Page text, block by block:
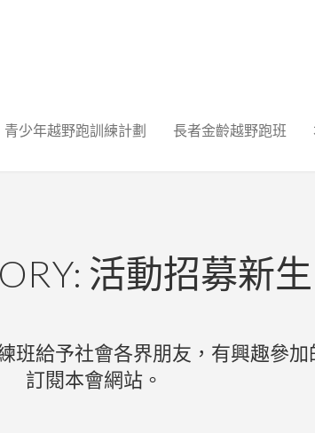
青少年越野跑訓練計劃 長者金齡越野跑班
活動招募新生
班給予社會各界朋友，有興趣參加
訂閱本會網站。